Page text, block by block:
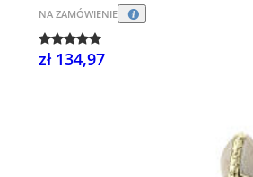
NA ZAMÓWIENIE
zł 134,97